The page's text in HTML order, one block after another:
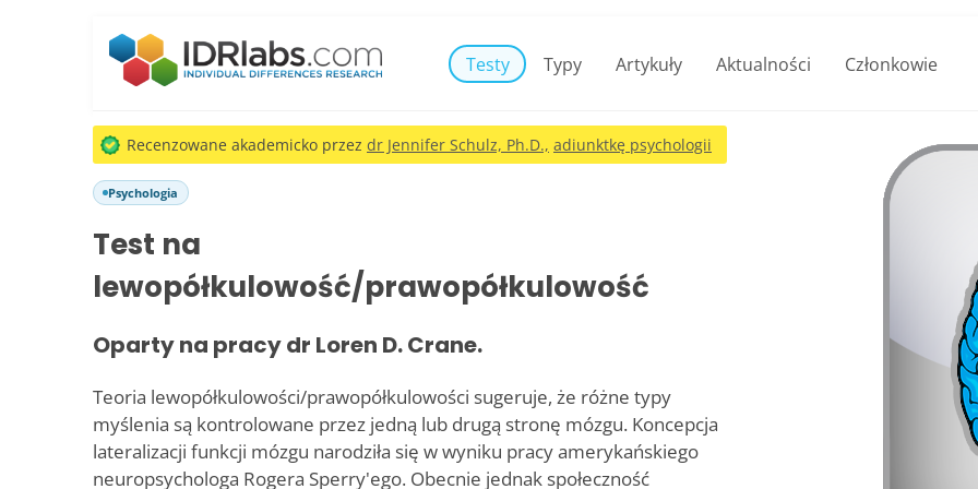
Testy Typy Artykuły Aktualności Członkowie
Recenzowane akademicko przez dr Jennifer Schulz, Ph.D., adiunktkę psychologii
Psychologia
Test na
lewopółkulowość/prawopółkulowość
Oparty na pracy dr Loren D. Crane.
Teoria lewopółkulowości/prawopółkulowości sugeruje, że różne typy
myślenia są kontrolowane przez jedną lub drugą stronę mózgu. Koncepcja
lateralizacji funkcji mózgu narodziła się w wyniku pracy amerykańskiego
neuropsychologa Rogera Sperry'ego. Obecnie jednak społeczność